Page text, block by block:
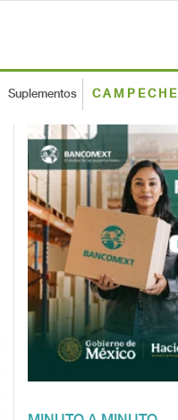
Suplementos CAMPECHE